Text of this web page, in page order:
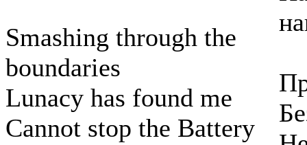
Smashing through the
boundaries
Lunacy has found me
Cannot stop the Battery